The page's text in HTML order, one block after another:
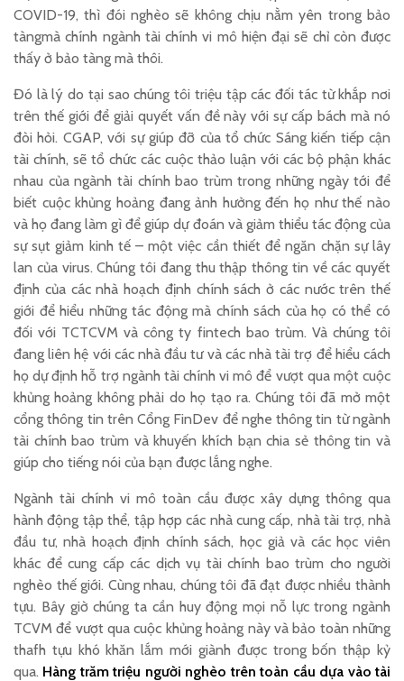
COVID-19, thì đói nghèo sẽ không chịu nằm yên trong bảo
tàngmà chính ngành tài chính vi mô hiện đại sẽ chỉ còn được
thấy ở bảo tàng mà thôi.
Đó là lý do tại sao chúng tôi triệu tập các đối tác từ khắp nơi
trên thế giới để giải quyết vấn đề này với sự cấp bách mà nó
đòi hỏi. CGAP, với sự giúp đỡ của tổ chức Sáng kiến ​​tiếp cận
tài chính, sẽ tổ chức các cuộc thảo luận với các bộ phận khác
nhau của ngành tài chính bao trùm trong những ngày tới để
biết cuộc khủng hoảng đang ảnh hưởng đến họ như thế nào
và họ đang làm gì để giúp dự đoán và giảm thiểu tác động của
sự sụt giảm kinh tế – một việc cần thiết để ngăn chặn sự lây
lan của virus. Chúng tôi đang thu thập thông tin về các quyết
định của các nhà hoạch định chính sách ở các nước trên thế
giới để hiểu những tác động mà chính sách của họ có thể có
đối với TCTCVM và công ty fintech bao trùm. Và chúng tôi
đang liên hệ với các nhà đầu tư và các nhà tài trợ để hiểu cách
họ dự định hỗ trợ ngành tài chính vi mô để vượt qua một cuộc
khủng hoảng không phải do họ tạo ra. Chúng tôi đã mở một
cổng thông tin trên Cổng FinDev để nghe thông tin từ ngành
tài chính bao trùm và khuyến khích bạn chia sẻ thông tin và
giúp cho tiếng nói của bạn được lắng nghe.
Ngành tài chính vi mô toàn cầu được xây dựng thông qua
hành động tập thể, tập hợp các nhà cung cấp, nhà tài trợ, nhà
đầu tư, nhà hoạch định chính sách, học giả và các học viên
khác để cung cấp các dịch vụ tài chính bao trùm cho người
nghèo thế giới. Cùng nhau, chúng tôi đã đạt được nhiều thành
tựu. Bây giờ chúng ta cần huy động mọi nỗ lực trong ngành
TCVM để vượt qua cuộc khủng hoảng này và bảo toàn những
thafh tựu khó khăn lắm mới giành được trong bốn thập kỷ
qua. Hàng trăm triệu người nghèo trên toàn cầu dựa vào tài